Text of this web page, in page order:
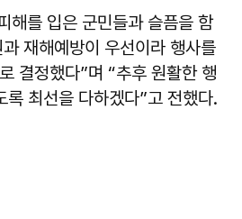
해를 입은 군민들과 슬픔을 함
재해예방이 우선이라 행사를
결정했다”며 “추후 원활한 행
록 최선을 다하겠다”고 전했다.